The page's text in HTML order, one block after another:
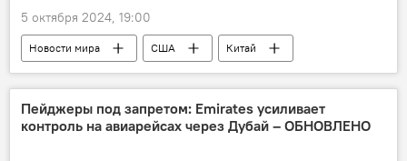
5 октября 2024, 19:00
Новости мира США
Китай
Кибербезопасность
Прослушка
Интернет
Пейджеры под запретом: Emirates усиливает
контроль на авиарейсах через Дубай – ОБНОВЛЕНО